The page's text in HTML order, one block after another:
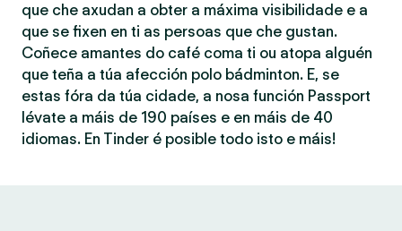
que che axudan a obter a máxima visibilidade e a
que se fixen en ti as persoas que che gustan.
Coñece amantes do café coma ti ou atopa alguén
que teña a túa afección polo bádminton. E, se
estas fóra da túa cidade, a nosa función Passport
lévate a máis de 190 países e en máis de 40
idiomas. En Tinder é posible todo isto e máis!